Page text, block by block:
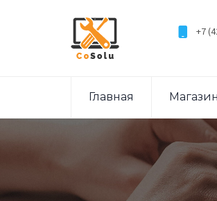
+7
Главная Магазин